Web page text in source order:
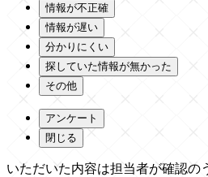
情報が不正確
情報が遅い
分かりにくい
探していた情報が無かった
その他
アンケート
閉じる
いただいた内容は担当者が確認の